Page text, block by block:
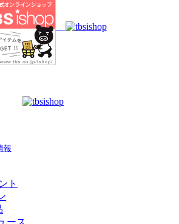
報
ト
ース